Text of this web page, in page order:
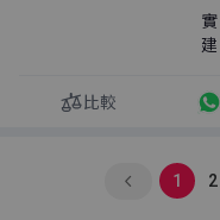
實
建
比較
1 2